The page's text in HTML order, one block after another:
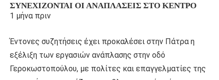
ΣΥΝΕΧΊΖΟΝΤΑΙ ΟΙ ΑΝΑΠΛΆΣΕΙΣ ΣΤΟ ΚΈΝΤΡΟ
1 μήνα πριν
Έντονες συζητήσεις έχει προκαλέσει στην Πάτρα η
εξέλιξη των εργασιών ανάπλασης στην οδό
Γεροκωστοπούλου, με πολίτες και επαγγελματίες της